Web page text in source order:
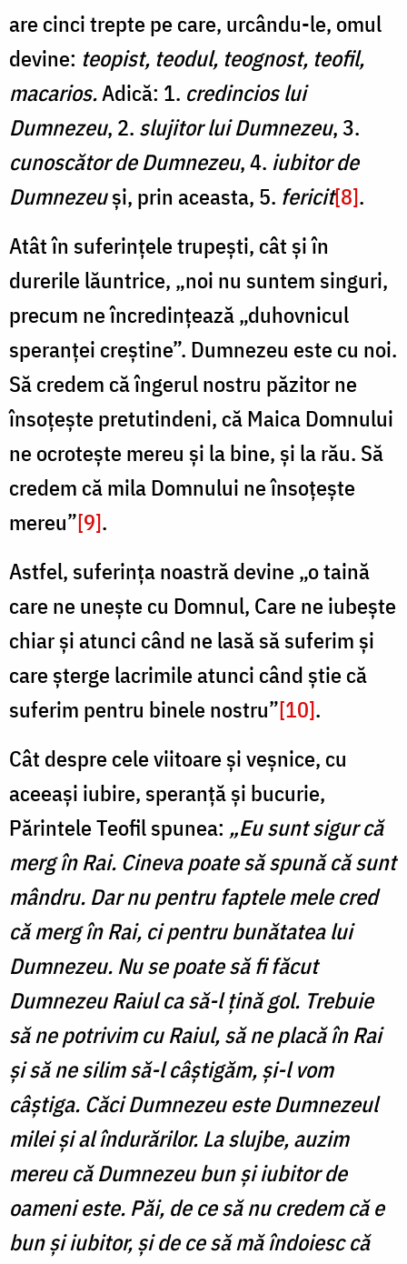
are cinci trepte pe care, urcându-le, omul
devine: teopist, teodul, teognost, teofil,
macarios.Adică: 1. credincios lui
Dumnezeu, 2. slujitor lui Dumnezeu, 3.
cunoscător de Dumnezeu, 4. iubitor de
Dumnezeuși, prin aceasta, 5. fericit[8].
Atât în suferințele trupești, cât și în
durerile lăuntrice, „noi nu suntem singuri,
precum ne încredințează „duhovnicul
speranței creștine”. Dumnezeu este cu noi.
Să credem că îngerul nostru păzitor ne
însoțește pretutindeni, că Maica Domnului
ne ocrotește mereu și la bine, și la rău. Să
credem că mila Domnului ne însoțește
mereu”[9].
Astfel, suferința noastră devine „o taină
care ne unește cu Domnul, Care ne iubește
chiar și atunci când ne lasă să suferim și
care șterge lacrimile atunci când știe că
suferim pentru binele nostru”[10].
Cât despre cele viitoare și veșnice, cu
aceeași iubire, speranță și bucurie,
Părintele Teofil spunea: „Eu sunt sigur că
merg în Rai. Cineva poate să spună că sunt
mândru. Dar nu pentru faptele mele cred
că merg în Rai, ci pentru bunătatea lui
Dumnezeu. Nu se poate să fi făcut
Dumnezeu Raiul ca să-l ţină gol. Trebuie
să ne potrivim cu Raiul, să ne placă în Rai
şi să ne silim să-l câştigăm, şi-l vom
câştiga. Căci Dumnezeu este Dumnezeul
milei şi al îndurărilor. La slujbe, auzim
mereu că Dumnezeu bun şi iubitor de
oameni este. Păi, de ce să nu credem că e
bun şi iubitor, şi de ce să mă îndoiesc că